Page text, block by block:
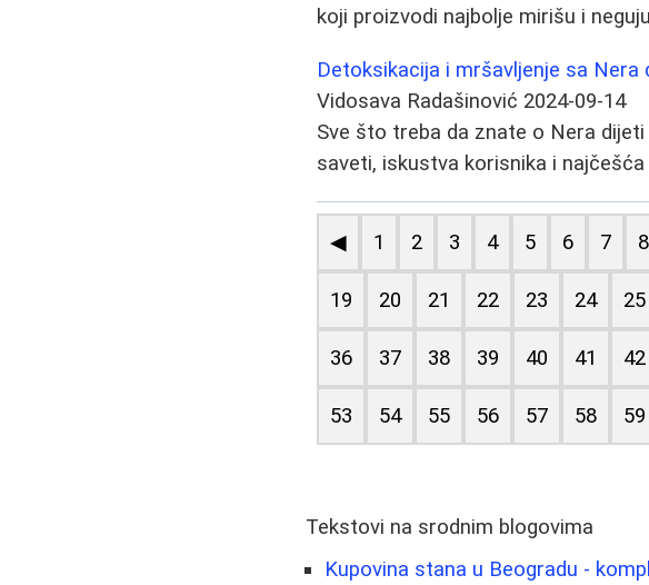
koji proizvodi najbolje mirišu i
Detoksikacija i mršavljenje sa
Vidosava Radašinović 2024-09-14
Sve što treba da znate o Nera
saveti, iskustva korisnika i najčešća
◀ 1 2 3 4 5 6 7 8
19 20 21 22 23 24 25
36 37 38 39 40 41 42
53 54 55 56 57 58 59
Tekstovi na srodnim blogovima
Kupovina stana u Beogradu -